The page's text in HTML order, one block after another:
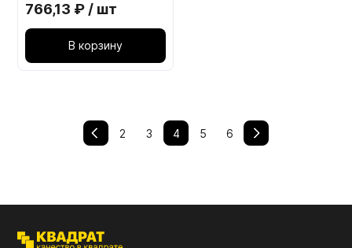
766,13 ₽ / шт
В корзину
2 3 4 5 6